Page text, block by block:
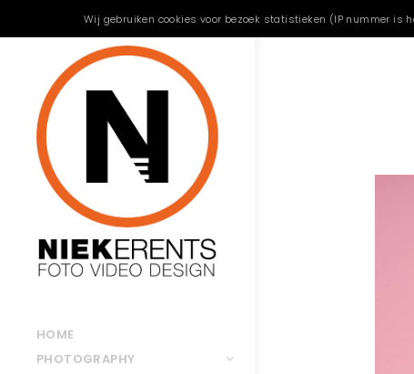
HOME
PHOTOGRAPHY
Wij gebruiken cookies voor bezoek statistieken (IP nummer is